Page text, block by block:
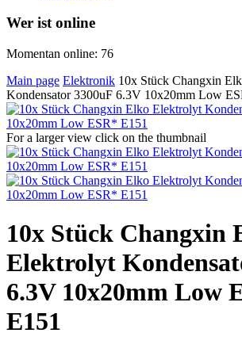
Wer ist online
Momentan online: 76
Main page Elektronik 10x Stück Changxin
Kondensator 3300uF 6.3V 10x20mm Low
For a larger view click on the thumbnail
10x Stück Changxin
Elektrolyt
6.3V 10x20mm Low
E151